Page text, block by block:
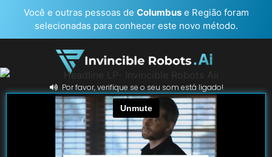
Você e outras pessoas de Columbus e Região foram
selecionadas para conhecer este novo método.
Por favor, verifique se o seu som está ligado!